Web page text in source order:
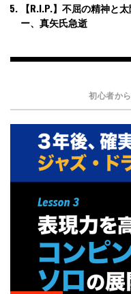
【R.I.P.】不屈の精神と
ー、真矢氏急逝
初心者か